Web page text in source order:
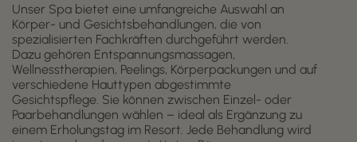
Unser Spa bietet eine umfangreiche Auswahl an
Körper- und Gesichtsbehandlungen, die von
spezialisierten Fachkräften durchgeführt werden.
Dazu gehören Entspannungsmassagen,
Wellnesstherapien, Peelings, Körperpackungen und auf
verschiedene Hauttypen abgestimmte
Gesichtspflege. Sie können zwischen Einzel- oder
Paarbehandlungen wählen – ideal als Ergänzung zu
einem Erholungstag im Resort. Jede Behandlung wird